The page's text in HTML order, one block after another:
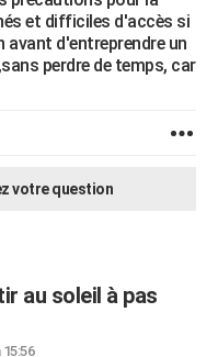
et difficiles d'accès si
avant d'entreprendre un
perdre de temps, car
votre question
au soleil à pas
15:56